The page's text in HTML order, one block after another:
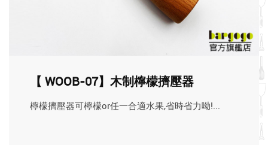
【 WOOB-07】木制檸檬擠壓器
檸檬擠壓器可檸檬or任一合適水果,省時省力呦!...